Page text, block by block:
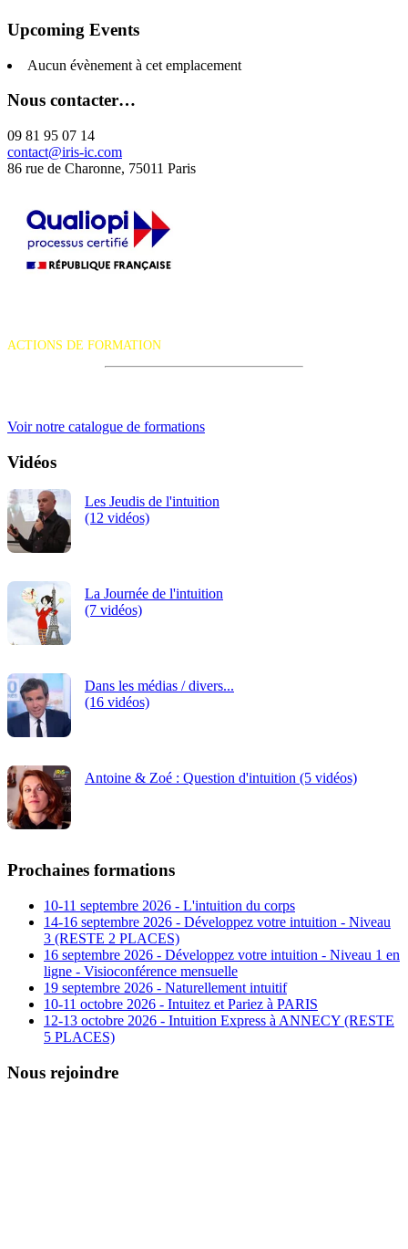
Upcoming Events
Aucun évènement à cet emplacement
Nous contacter…
09 81 95 07 14
contact@iris-ic.com
86 rue de Charonne, 75011 Paris
ACTIONS DE FORMATION
Voir notre catalogue de formations
Vidéos
Les Jeudis de l'intuition
(12 vidéos)
La Journée de l'intuition
(7 vidéos)
Dans les médias / divers...
(16 vidéos)
Antoine & Zoé : Question d'intuition (5 vidéos)
Prochaines formations
10-11 septembre 2026 - L'intuition du corps
14-16 septembre 2026 - Développez votre intuition - Niveau
3 (RESTE 2 PLACES)
16 septembre 2026 - Développez votre intuition - Niveau 1 en
ligne - Visioconférence mensuelle
19 septembre 2026 - Naturellement intuitif
10-11 octobre 2026 - Intuitez et Pariez à PARIS
12-13 octobre 2026 - Intuition Express à ANNECY (RESTE
5 PLACES)
Nous rejoindre